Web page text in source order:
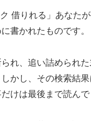
借りれる」あなた
書かれたものです。
れ、追い詰められ
かし、その検索結
けは最後まで読んで